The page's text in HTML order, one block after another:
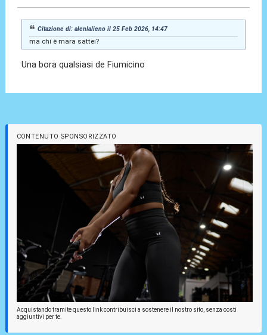
Citazione di: alenlalieno il 25 Feb 2026, 14:47
ma chi è mara sattei?
Una bora qualsiasi de Fiumicino
CONTENUTO SPONSORIZZATO
Acquistando tramite questo link contribuisci a sostenere il nostro sito, senza costi
aggiuntivi per te.